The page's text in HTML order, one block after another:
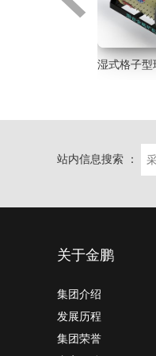
沉没式螺旋
站内信息搜索 ：
关于金鹏
集团介绍
发展历程
集团荣誉